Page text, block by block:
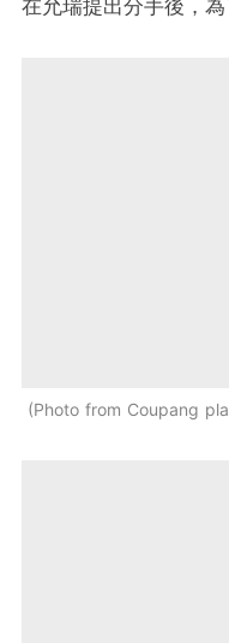
在允瑞提出分手後，為
Photo from Coupang